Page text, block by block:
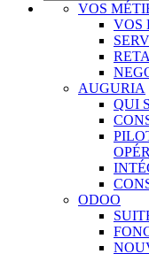
VOS
VOS
AUGURIA
QUI
ODOO